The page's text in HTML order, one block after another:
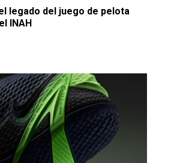
legado del juego de pelota
INAH